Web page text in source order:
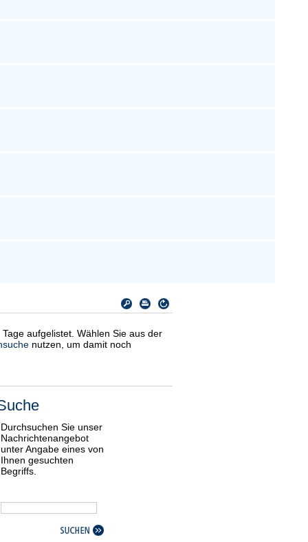
aufgelistet. Wählen Sie aus der
nutzen, um damit noch
Durchsuchen Sie unser
Nachrichtenangebot
unter Angabe eines von
Ihnen gesuchten
Begriffs.